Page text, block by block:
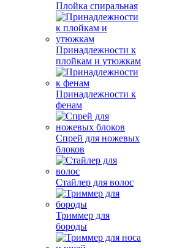
Плойка спиральная
Принадлежности к
плойкам и утюжкам
Принадлежности к
фенам
Спрей для ножевых
блоков
Стайлер для волос
Триммер для
бороды